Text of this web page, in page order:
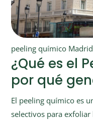
peeling químico Madrid
¿Qué es el
por qué
El peeling químico es
selectivos para